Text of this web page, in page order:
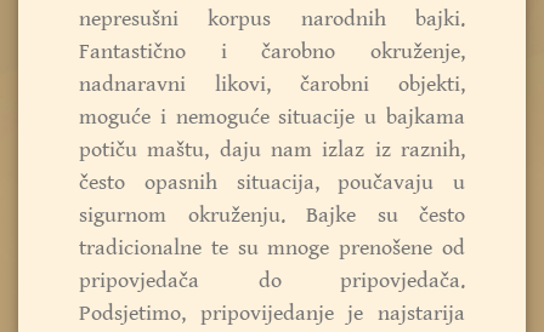
nepresušni korpus narodnih bajki.
Fantastično i čarobno okruženje,
nadnaravni likovi, čarobni objekti,
moguće i nemoguće situacije u bajkama
potiču maštu, daju nam izlaz iz raznih,
često opasnih situacija, poučavaju u
sigurnom okruženju. Bajke su često
tradicionalne te su mnoge prenošene od
pripovjedača do pripovjedača.
Podsjetimo, pripovijedanje je najstarija